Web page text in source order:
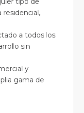
residencial,
a todos los
sin
y
gama de